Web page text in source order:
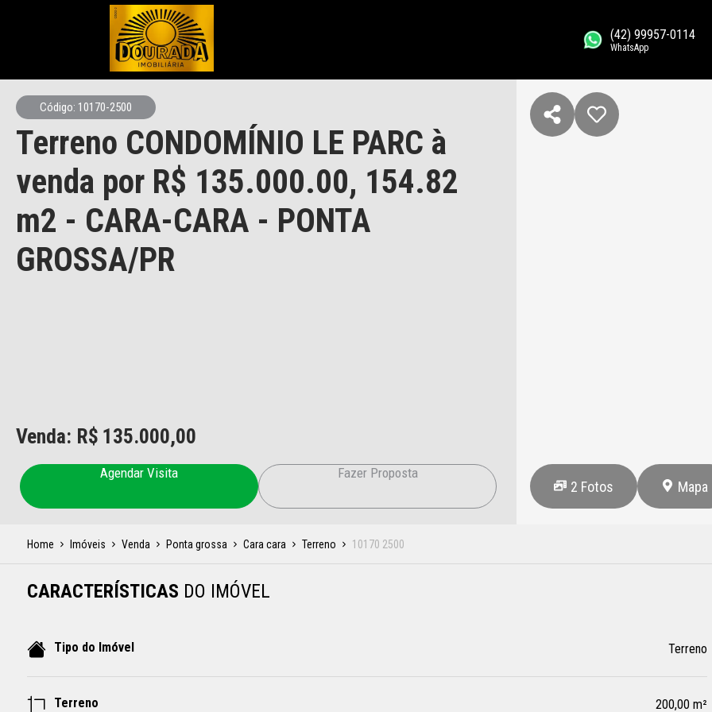
(42) 99957-0114
WhatsApp
Código: 10170-2500
Terreno CONDOMÍNIO LE PARC à
venda por R$ 135.000.00, 154.82
m2 - CARA-CARA - PONTA
GROSSA/PR
Venda: R$ 135.000,00
Agendar Visita Fazer Proposta
2 Fotos Mapa
Home Imóveis Venda Ponta grossa Cara cara Terreno 10170 2500
CARACTERÍSTICAS DO IMÓVEL
Tipo do Imóvel Terreno
Terreno 200,00 m²